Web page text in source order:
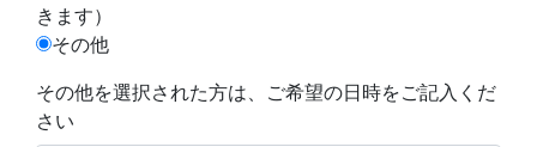
きます）
その他
その他を選択された方は、ご希望の日時をご記入くだ
さい